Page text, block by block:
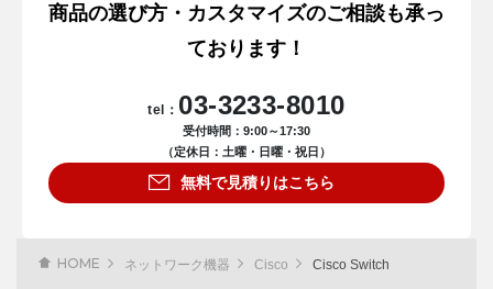
商品の選び方・カスタマイズのご相談も承っ
ております！
tel： 03-3233-8010
受付時間：9:00～17:30
（定休日：土曜・日曜・祝日）
無料で見積りはこちら
HOME ネットワーク機器 Cisco Cisco Switch